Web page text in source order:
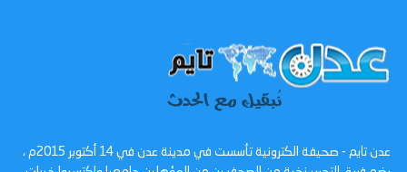
عدن تايم - صحيفة الكترونية تأسست في مدينة عدن في 14 أكتوبر 2015م ،